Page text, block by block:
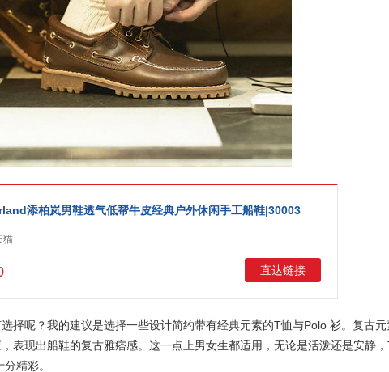
添柏岚男鞋透气低帮牛皮经典户外休闲手工船鞋|30003
猫
直达链接
择呢？我的建议是选择一些设计简约带有经典元素的T恤与Polo 衫。复古元
表现出船鞋的复古雅痞感。这一点上男女生都适用，无论是活泼还是安静，
精彩。